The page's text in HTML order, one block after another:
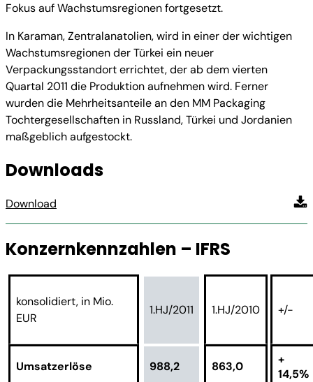
Fokus auf Wachstumsregionen fortgesetzt.
In Karaman, Zentralanatolien, wird in einer der wichtigen
Wachstumsregionen der Türkei ein neuer
Verpackungsstandort errichtet, der ab dem vierten
Quartal 2011 die Produktion aufnehmen wird. Ferner
wurden die Mehrheitsanteile an den MM Packaging
Tochtergesellschaften in Russland, Türkei und Jordanien
maßgeblich aufgestockt.
Downloads
Download
Konzernkennzahlen – IFRS
konsolidiert, in Mio.
EUR
1.HJ/2011 1.HJ/2010 +/-
Umsatzerlöse 988,2 863,0
+
14,5%